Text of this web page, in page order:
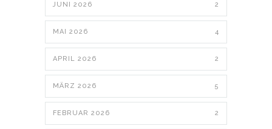
JUNI 2026 2
MAI 2026 4
APRIL 2026 2
MÄRZ 2026 5
FEBRUAR 2026 2